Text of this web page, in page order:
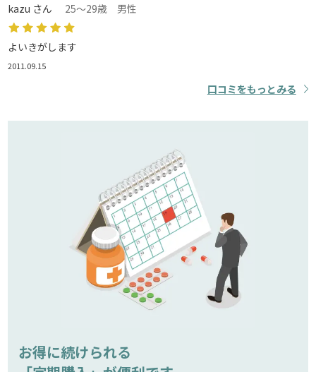
kazu さん 25～29歳 男性
よいきがします
2011.09.15
口コミをもっとみる
お得に続けられる